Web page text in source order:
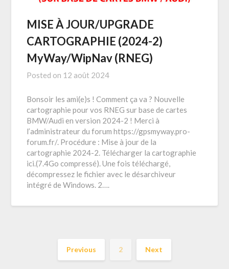
MISE À JOUR/UPGRADE
CARTOGRAPHIE (2024-2)
MyWay/WipNav (RNEG)
Posted on 12 août 2024
Bonsoir les ami(e)s ! Comment ça va ? Nouvelle
cartographie pour vos RNEG sur base de cartes
BMW/Audi en version 2024-2 ! Merci à
l’administrateur du forum https://gpsmyway.pro-
forum.fr/. Procédure : Mise à jour de la
cartographie 2024-2. Télécharger la cartographie
ici.(7.4Go compressé). Une fois téléchargé,
décompressez le fichier avec le désarchiveur
intégré de Windows. 2….
Previous 2 Next